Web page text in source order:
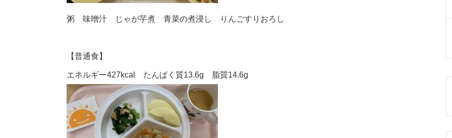
粥 味噌汁 じゃが芋煮 青菜の煮浸し りんごすりおろし
【普通食】
エネルギー427kcal たんぱく質13.6g 脂質14.6g